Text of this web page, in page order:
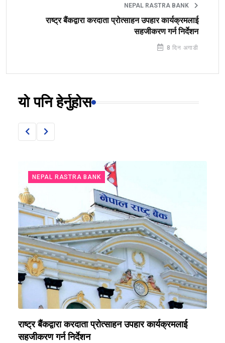
NEPAL RASTRA BANK
राष्ट्र बैंकद्वारा करदाता प्रोत्साहन उपहार कार्यक्रमलाई
सहजीकरण गर्न निर्देशन
8 दिन अगाडी
यो पनि हेर्नुहोस
NEPAL RASTRA BANK
राष्ट्र बैंकद्वारा करदाता प्रोत्साहन उपहार कार्यक्रमलाई
सहजीकरण गर्न निर्देशन